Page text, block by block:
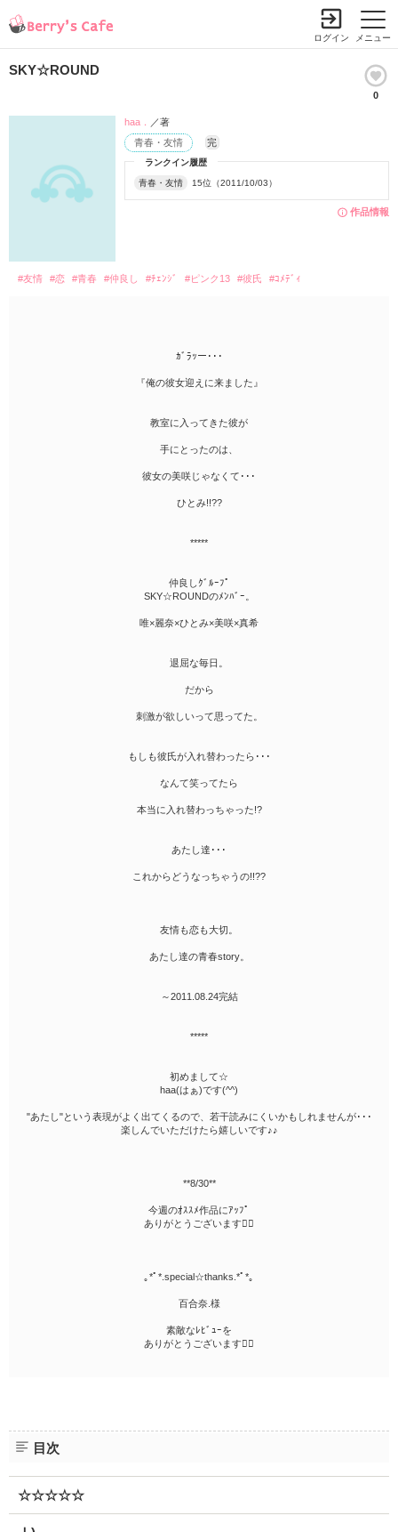
メニュー
ログイン
SKY☆ROUND
0
作品情報
ランクイン履歴
青春・友情 15位（2011/10/03）
青春・友情 完
haa． ／著
#友情 #恋 #青春 #仲良し #ﾁｪﾝｼﾞ #ピンク13 #彼氏 #ｺﾒﾃﾞｨ
ｶﾞﾗｯー･･･
『俺の彼女迎えに来ました』
教室に入ってきた彼が
手にとったのは、
彼女の美咲じゃなくて･･･
ひとみ!!??
*****
仲良しｸﾞﾙｰﾌﾟ
SKY☆ROUNDのﾒﾝﾊﾞｰ。
唯×麗奈×ひとみ×美咲×真希
退屈な毎日。
だから
刺激が欲しいって思ってた。
もしも彼氏が入れ替わったら･･･
なんて笑ってたら
本当に入れ替わっちゃった!?
あたし達･･･
これからどうなっちゃうの!!??
友情も恋も大切。
あたし達の青春story。
～2011.08.24完結
*****
初めまして☆
haa(はぁ)です(^^)
"あたし"という表現がよく出てくるので、若干読みにくいかもしれませんが･･･
楽しんでいただけたら嬉しいです♪♪
**8/30**
今週のｵｽｽﾒ作品にｱｯﾌﾟ
ありがとうございます
｡*ﾟ*.special☆thanks.*ﾟ*｡
百合奈.様
素敵なﾚﾋﾞｭｰを
ありがとうございます
目次
☆☆☆☆☆